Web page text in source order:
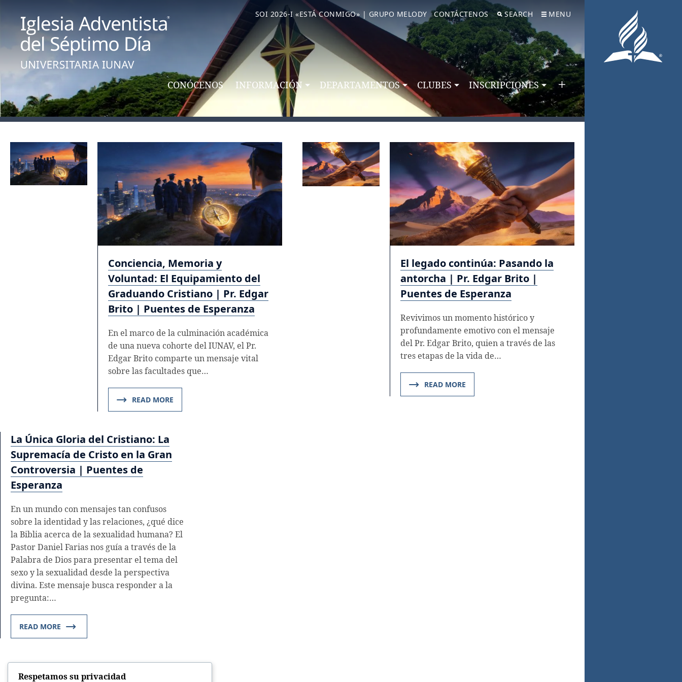
SOI 2026-I «ESTÁ CONMIGO» | GRUPO MELODY CONTÁCTENOS SEARCH MENU
CONÓCENOS INFORMACIÓN DEPARTAMENTOS CLUBES INSCRIPCIONES
Conciencia, Memoria y
Voluntad: El Equipamiento del
Graduando Cristiano | Pr. Edgar
Brito | Puentes de Esperanza
En el marco de la culminación académica
de una nueva cohorte del IUNAV, el Pr.
Edgar Brito comparte un mensaje vital
sobre las facultades que…
READ MORE
El legado continúa: Pasando la
antorcha | Pr. Edgar Brito |
Puentes de Esperanza
Revivimos un momento histórico y
profundamente emotivo con el mensaje
del Pr. Edgar Brito, quien a través de las
tres etapas de la vida de…
READ MORE
La Única Gloria del Cristiano: La
Supremacía de Cristo en la Gran
Controversia | Puentes de
Esperanza
En un mundo con mensajes tan confusos
sobre la identidad y las relaciones, ¿qué dice
la Biblia acerca de la sexualidad humana? El
Pastor Daniel Farias nos guía a través de la
Palabra de Dios para presentar el tema del
sexo y la sexualidad desde la perspectiva
divina. Este mensaje busca responder a la
pregunta:…
READ MORE
Respetamos su privacidad